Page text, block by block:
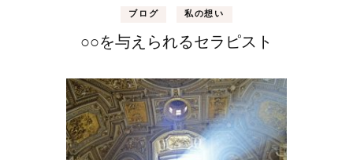
ブログ 私の想い
○○を与えられるセラピスト